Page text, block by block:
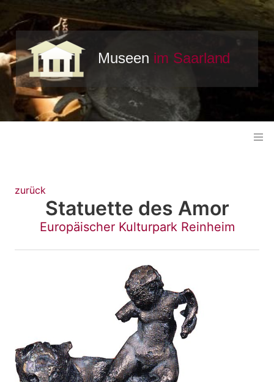
zurück
Statuette des Amor
Europäischer Kulturpark Reinheim